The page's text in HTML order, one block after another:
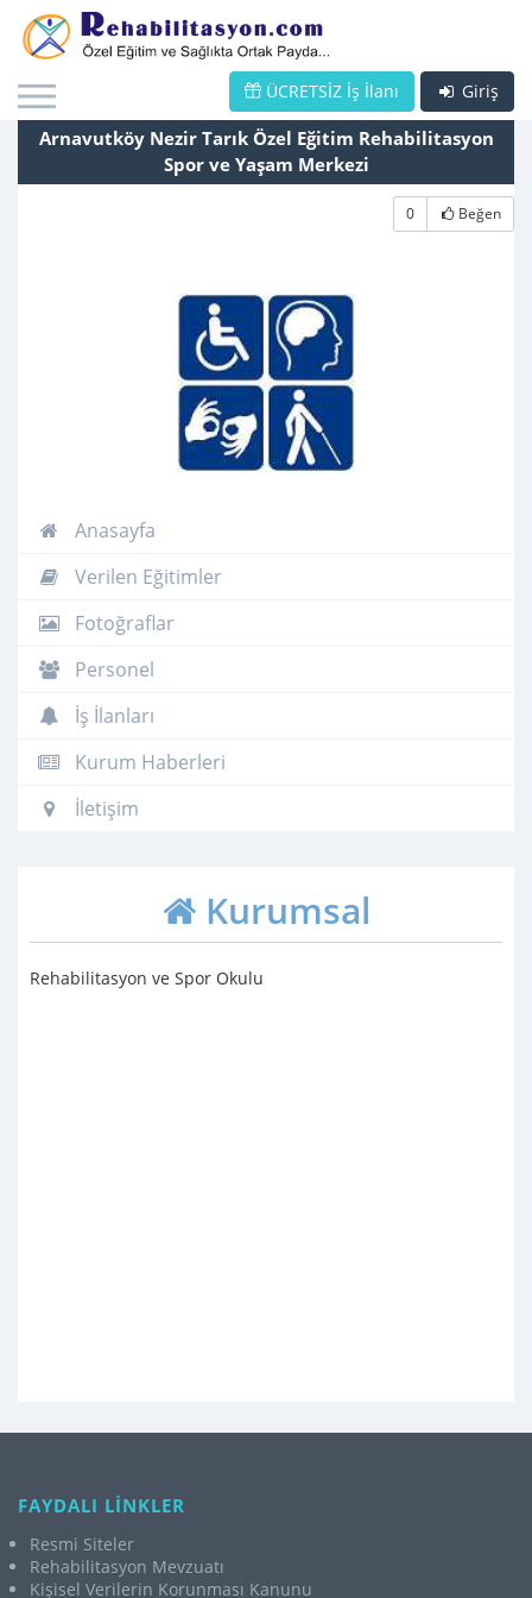
Giriş
ÜCRETSİZ İş İlanı
Arnavutköy Nezir Tarık Özel Eğitim Rehabilitasyon
Spor ve Yaşam Merkezi
0 Beğen
Anasayfa
Verilen Eğitimler
Fotoğraflar
Personel
İş İlanları
Kurum Haberleri
İletişim
Kurumsal
Rehabilitasyon ve Spor Okulu
FAYDALI LİNKLER
Resmi Siteler
Rehabilitasyon Mevzuatı
Kişisel Verilerin Korunması Kanunu